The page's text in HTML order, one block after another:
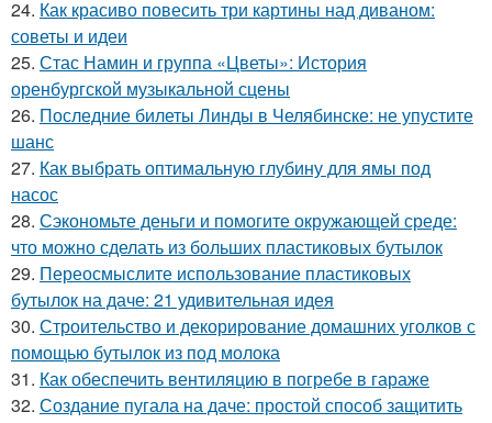
24. Как красиво повесить три картины над диваном:
советы и идеи
25. Стас Намин и группа «Цветы»: История
оренбургской музыкальной сцены
26. Последние билеты Линды в Челябинске: не упустите
шанс
27. Как выбрать оптимальную глубину для ямы под
насос
28. Сэкономьте деньги и помогите окружающей среде:
что можно сделать из больших пластиковых бутылок
29. Переосмыслите использование пластиковых
бутылок на даче: 21 удивительная идея
30. Строительство и декорирование домашних уголков с
помощью бутылок из под молока
31. Как обеспечить вентиляцию в погребе в гараже
32. Создание пугала на даче: простой способ защитить